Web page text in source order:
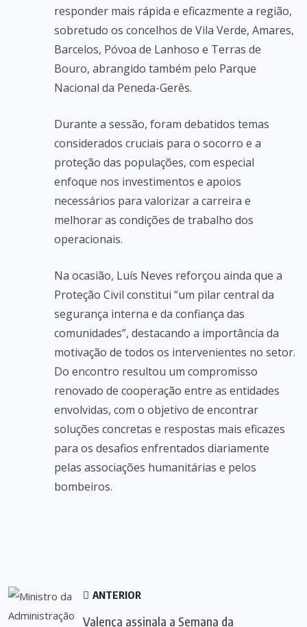
responder mais rápida e eficazmente a região,
sobretudo os concelhos de Vila Verde, Amares,
Barcelos, Póvoa de Lanhoso e Terras de
Bouro, abrangido também pelo Parque
Nacional da Peneda-Gerês.
Durante a sessão, foram debatidos temas
considerados cruciais para o socorro e a
proteção das populações, com especial
enfoque nos investimentos e apoios
necessários para valorizar a carreira e
melhorar as condições de trabalho dos
operacionais.
Na ocasião, Luís Neves reforçou ainda que a
Proteção Civil constitui “um pilar central da
segurança interna e da confiança das
comunidades”, destacando a importância da
motivação de todos os intervenientes no setor.
Do encontro resultou um compromisso
renovado de cooperação entre as entidades
envolvidas, com o objetivo de encontrar
soluções concretas e respostas mais eficazes
para os desafios enfrentados diariamente
pelas associações humanitárias e pelos
bombeiros.
ANTERIOR
Valença assinala a Semana da